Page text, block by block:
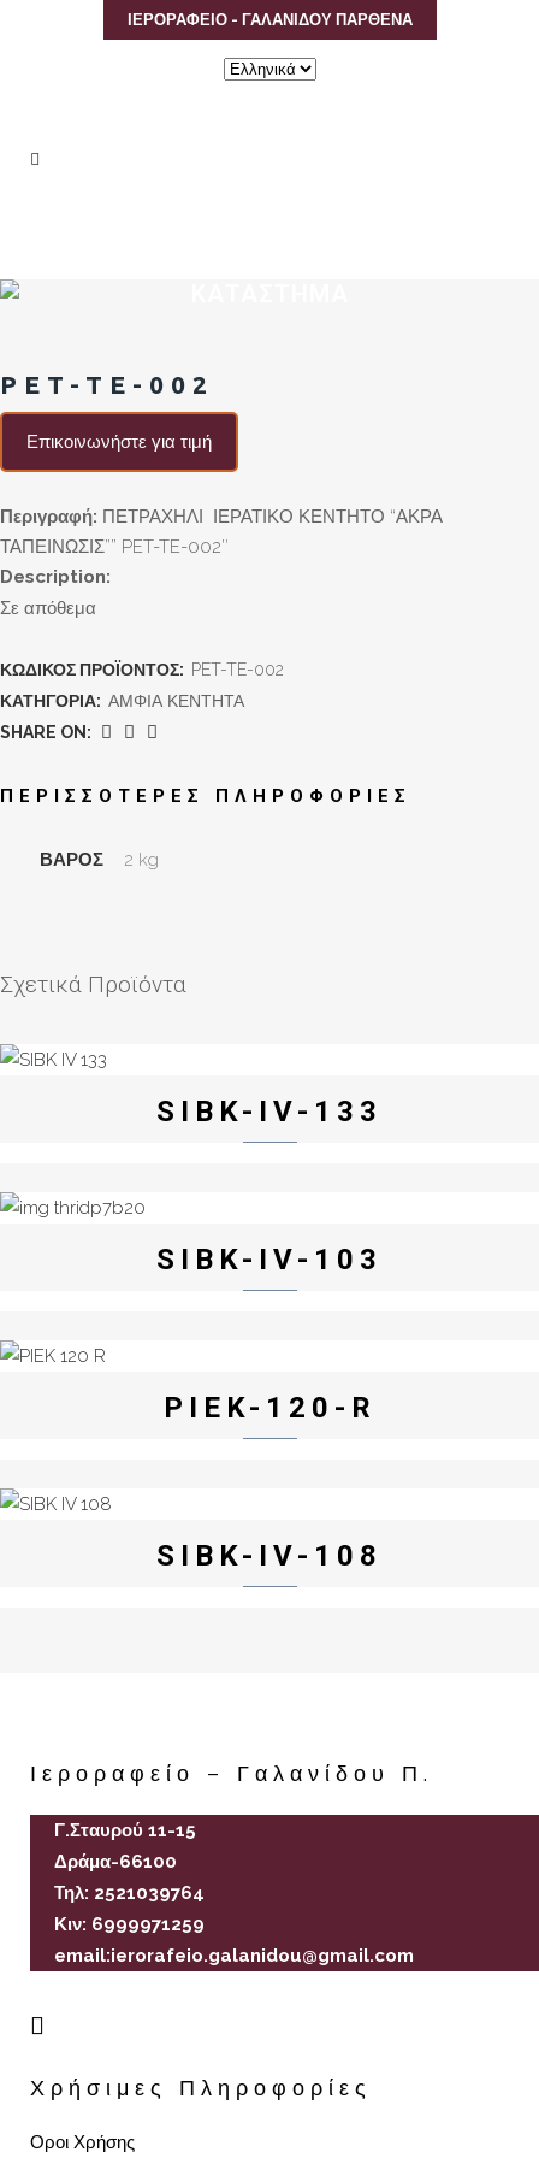
ΙΕΡΟΡΑΦΕΙΟ - ΓΑΛΑΝΙΔΟΥ ΠΑΡΘΕΝΑ
Επιλέξτε
PET-TE-002
Επικοινωνήστε για τιμή
Περιγραφή: ΠΕΤΡΑΧΗΛΙ ΙΕΡΑΤΙΚΟ ΚΕΝΤΗΤΟ “ΑΚΡΑ
ΤΑΠΕΙΝΩΣΙΣ”” PET-TE-002″
Description:
Σε απόθεμα
ΚΩΔΙΚΌΣ ΠΡΟΪΌΝΤΟΣ: PET-TE-002
ΚΑΤΗΓΟΡΊΑ: ΑΜΦΙΑ ΚΕΝΤΗΤΑ
SHARE ON:
ΠΕΡΙΣΣΌΤΕΡΕΣ ΠΛΗΡΟΦΟΡΊΕΣ
ΒΆΡΟΣ 2 kg
Σχετικά Προϊόντα
SIBK-IV-133
SIBK-IV-103
PIEK-120-R
SIBK-IV-108
Ιεροραφείο – Γαλανίδου Π.
Γ.Σταυρού 11-15
Δράμα-66100
Τηλ: 2521039764
Κιν: 6999971259
email:ierorafeio.galanidou@gmail.com
Χρήσιμες Πληροφορίες
Οροι Χρήσης